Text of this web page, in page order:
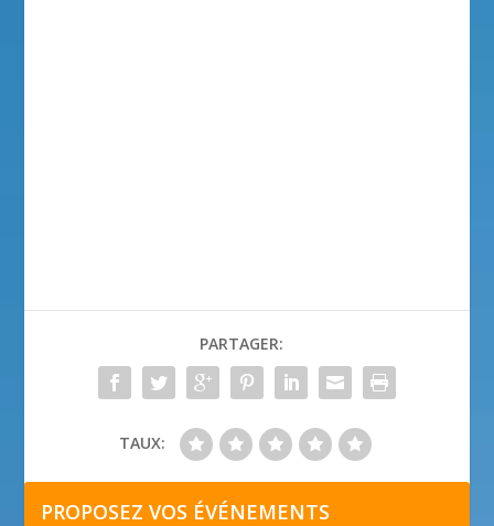
PARTAGER:
TAUX:
PROPOSEZ VOS ÉVÉNEMENTS